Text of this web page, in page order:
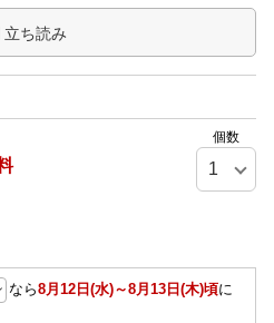
立ち読み
個数
なら8月12日(水)～8月13日(木)頃に